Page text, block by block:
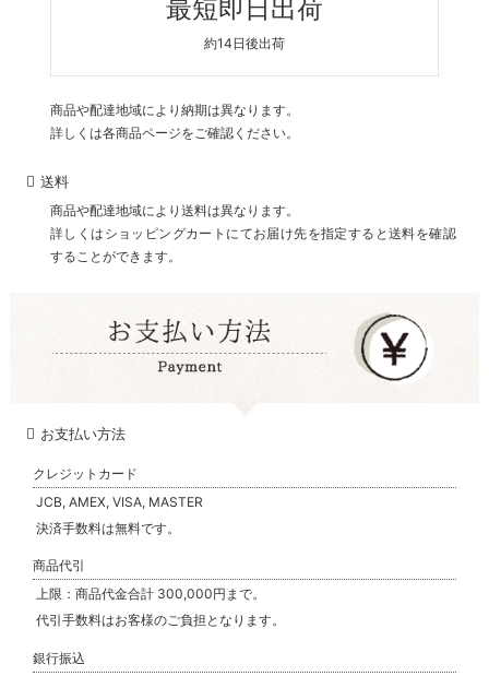
最短即日出荷
約14日後出荷
商品や配達地域により納期は異なります。
詳しくは各商品ページをご確認ください。
送料
商品や配達地域により送料は異なります。
詳しくはショッピングカートにてお届け先を指定すると送料を確認
することができます。
お支払い方法
クレジットカード
JCB, AMEX, VISA, MASTER
決済手数料は無料です。
商品代引
上限：商品代金合計 300,000円まで。
代引手数料はお客様のご負担となります。
銀行振込